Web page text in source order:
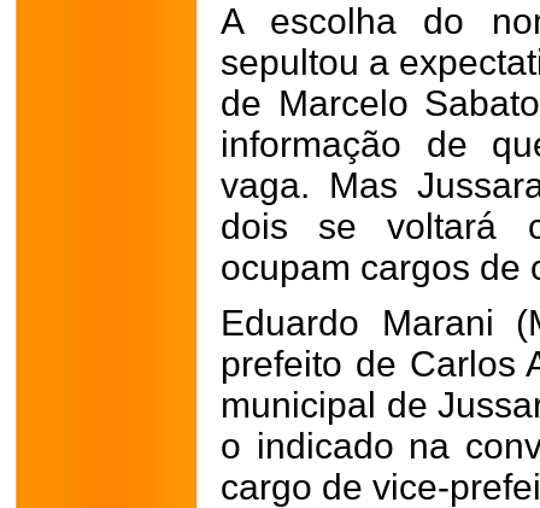
A escolha do
sepultou a
de Marcelo
informação de
vaga. Mas
dois se voltará
ocupam cargos de
Eduardo Marani
prefeito de Carlos
municipal de
o indicado na
cargo de vice-